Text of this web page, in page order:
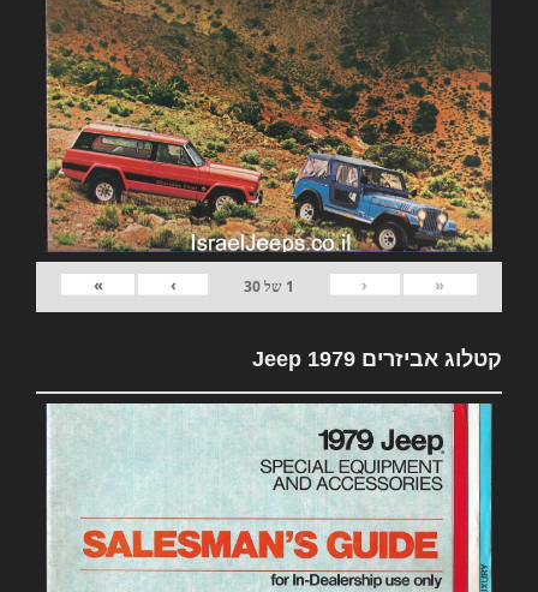
«
‹
1 של30
›
»
קטלוג אביזרים 1979 Jeep